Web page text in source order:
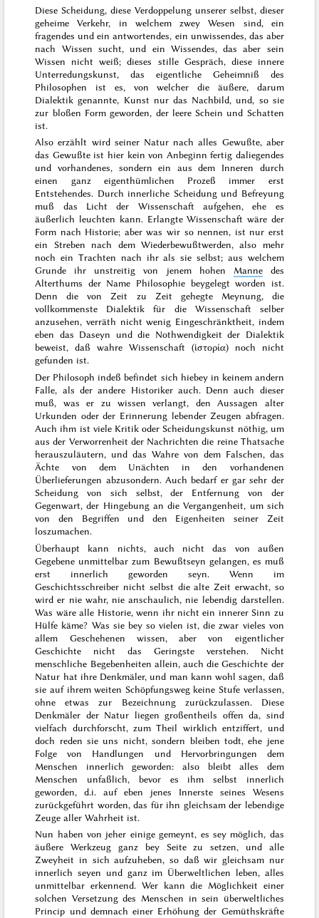
Diese Scheidung, diese Verdoppelung unserer selbst, dieser
geheime Verkehr, in welchem zwey Wesen sind, ein
fragendes und einantwortendes, ein unwissendes, das aber
nach Wissen sucht, und ein Wissendes, das aber sein
Wissen nicht weiß; dieses stille Gespräch, diese innere
Unterredungskunst, das eigentliche Geheimniß des
Philosophen ist es, von welcher die äußere, darum
Dialektik genannte, Kunst nur das Nachbild, und, so sie
zur bloßen Form geworden, der leere Schein und Schatten
ist.
Also erzählt wird seiner Natur nach alles Gewußte, aber
das Gewußte ist hier kein von Anbeginn fertig daliegendes
und vorhandenes, sondern ein aus dem Inneren durch
einen ganz eigenthümlichen Prozeß immer erst
Entstehendes. Durch innerliche Scheidung und Befreyung
muß das Licht der Wissenschaft aufgehen, ehe es
äußerlich leuchten kann. Erlangte Wissenschaft wäre der
Form nach Historie; aber was wir so nennen, ist nur erst
ein Streben nach dem Wiederbewußtwerden, also mehr
noch ein Trachten nach ihr als sie selbst; aus welchem
Grunde ihr unstreitig von jenem hohen Mannedes
Alterthums der Name Philosophie beygelegt worden ist.
Denn die von Zeit zu Zeit gehegte Meynung, die
vollkommenste Dialektik für die Wissenschaft selber
anzusehen, verräth nicht wenig Eingeschränktheit, indem
eben das Daseyn und die Nothwendigkeit der Dialektik
beweist, daß wahre Wissenschaft (ἱστορία) noch nicht
gefunden ist.
Der Philosoph indeß befindet sich hiebey in keinem andern
Falle, als der andere Historiker auch. Denn auch dieser
muß, was er zu wissen verlangt, den Aussagen alter
Urkunden oder der Erinnerung lebender Zeugen abfragen.
Auch ihm ist viele Kritik oder Scheidungskunst nöthig, um
aus der Verworrenheit der Nachrichten die reine Thatsache
herauszuläutern, und das Wahre von dem Falschen, das
Ächte von dem Unächten in den vorhandenen
Überlieferungen abzusondern. Auch bedarf er gar sehr der
Scheidung von sich selbst, der Entfernung von der
Gegenwart, der Hingebung an die Vergangenheit, um sich
von den Begriffen und den Eigenheiten seiner Zeit
loszumachen.
Überhaupt kann nichts, auch nicht das von außen
Gegebene unmittelbar zum Bewußtseyn gelangen, es muß
erst innerlich geworden seyn. Wenn im
Geschichtsschreiber nicht selbst die alte Zeit erwacht, so
wird er nie wahr, nie anschaulich, nie lebendig darstellen.
Was wärealle Historie, wenn ihr nicht ein innerer Sinn zu
Hülfe käme? Was sie bey so vielen ist, die zwar vieles von
allem Geschehenen wissen, aber von eigentlicher
Geschichte nicht das Geringste verstehen. Nicht
menschliche Begebenheiten allein, auch die Geschichte der
Natur hat ihre Denkmäler, und man kann wohl sagen, daß
sie auf ihrem weiten Schöpfungsweg keine Stufe verlassen,
ohne etwas zur Bezeichnung zurückzulassen. Diese
Denkmäler der Natur liegen großentheils offen da, sind
vielfach durchforscht, zum Theil wirklich entziffert, und
doch reden sie uns nicht, sondern bleiben todt, ehe jene
Folge von Handlungen und Hervorbringungen dem
Menschen innerlich geworden: also bleibt alles dem
Menschen unfaßlich, bevor es ihm selbst innerlich
geworden, d.i. auf eben jenes Innerste seines Wesens
zurückgeführt worden, das für ihn gleichsam der lebendige
Zeuge aller Wahrheit ist.
Nun haben von jeher einige gemeynt, es sey möglich, das
äußere Werkzeug ganz bey Seite zu setzen, und alle
Zweyheit in sich aufzuheben, so daß wir gleichsam nur
innerlich seyen und ganz im Überweltlichen leben, alles
unmittelbar erkennend. Wer kann die Möglichkeit einer
solchen Versetzung des Menschen in sein überweltliches
Princip und demnach einer Erhöhung der Gemüthskräfte